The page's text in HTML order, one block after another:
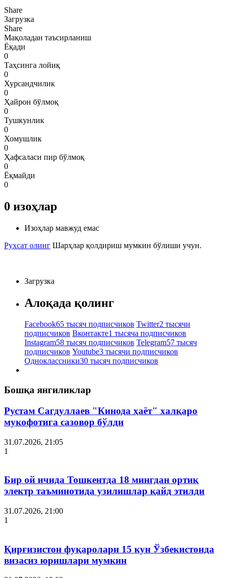
Share
Загрузка
Share
Мақоладан таъсирланиш
Ёқади
0
Таҳсинга лойиқ
0
Хурсандчилик
0
Ҳайрон бўлмоқ
0
Тушкунлик
0
Хомушлик
0
Ҳафсаласи пир бўлмоқ
0
Ёқмайди
0
0 изоҳлар
Изоҳлар мавжуд емас
Рухсат олинг Шарҳлар қолдириш мумкин бўлиши учун.
Загрузка
Алоқада қолинг
Facebook65 тысяч подписчиков Twitter2 тысячи
подписчиков Вконтакте1 тысяча подписчиков
Instagram58 тысяч подписчиков Telegram57 тысяч
подписчиков Youtube3 тысячи подписчиков
Одноклассники30 тысяч подписчиков
Бошқа янгиликлар
Рустам Сагдуллаев "Кинода ҳаёт" халқаро
мукофотига сазовор бўлди
31.07.2026, 21:05
1
Бир ой ичида Тошкентда 18 мингдан ортиқ
электр таъминотида узилишлар қайд этилди
31.07.2026, 21:00
1
Қирғизистон фуқаролари 15 кун Ўзбекистонда
визасиз юришлари мумкин